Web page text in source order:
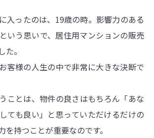
入ったのは、19歳の時。影響力のある
いう思いで、居住用マンションの販売
。
客様の人生の中で非常に大きな決断で
ことは、物件の良さはもちろん「あな
ても良い」と思っていただけるだけの
を持つことが重要なのです。